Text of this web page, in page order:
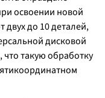
освоении новой
двух до 10 деталей,
дисковой
такую обработку